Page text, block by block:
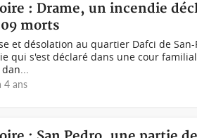
: Drame, un incendie
morts
et désolation au quartier Dafci de
qui s'est déclaré dans une cour
4 ans